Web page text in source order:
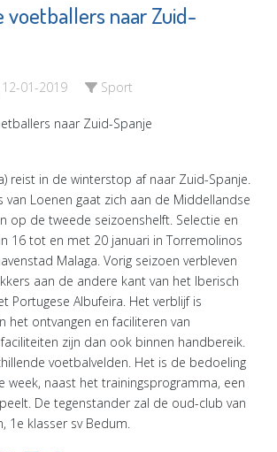
voetballers naar Zuid-
12-01-2019 Sport
reist in de winterstop af naar Zuid-Spanje.
van Loenen gaat zich aan de Middellandse
op de tweede seizoenshelft. Selectie en
16 tot en met 20 januari in Torremolinos
Malaga. Vorig seizoen verbleven
aan de andere kant van het Iberisch
Portugese Albufeira. Het verblijf is
het ontvangen en faciliteren van
zijn dan ook binnen handbereik.
voetbalvelden. Het is de bedoeling
week, naast het trainingsprogramma, een
De tegenstander zal de oud-club van
1e klasser sv Bedum.